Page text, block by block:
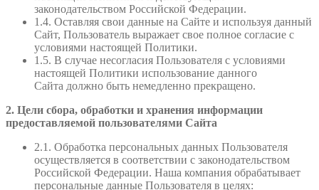
законодательством Российской Федерации.
1.4. Оставляя свои данные на Сайте и используя данный
Сайт, Пользователь выражает свое полное согласие с
условиями настоящей Политики.
1.5. В случае несогласия Пользователя с условиями
настоящей Политики использование данного
Сайта должно быть немедленно прекращено.
2. Цели сбора, обработки и хранения информации
предоставляемой пользователями Сайта
2.1. Обработка персональных данных Пользователя
осуществляется в соответствии с законодательством
Российской Федерации. Наша компания обрабатывает
персональные данные Пользователя в целях: